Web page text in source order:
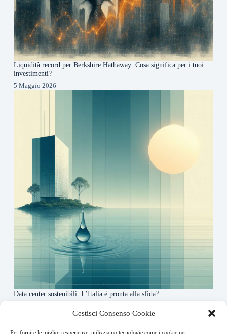
Gestisci Consenso Cookie
Liquidità record per Berkshire Hathaway: Cosa significa per i tuoi
investimenti?
5 Maggio 2026
Data center sostenibili: L’Italia è pronta alla sfida?